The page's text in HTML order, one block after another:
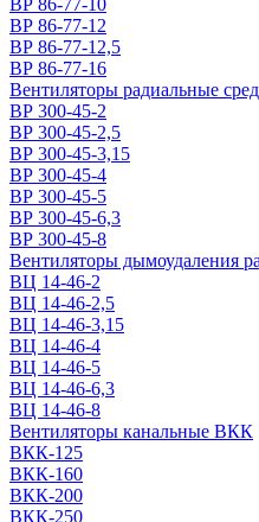
ВР 86-77-10
ВР 86-77-12
ВР 86-77-12,5
ВР 86-77-16
Вентиляторы радиальные
ВР 300-45-2
ВР 300-45-2,5
ВР 300-45-3,15
ВР 300-45-4
ВР 300-45-5
ВР 300-45-6,3
ВР 300-45-8
Вентиляторы дымоудаления
ВЦ 14-46-2
ВЦ 14-46-2,5
ВЦ 14-46-3,15
ВЦ 14-46-4
ВЦ 14-46-5
ВЦ 14-46-6,3
ВЦ 14-46-8
Вентиляторы канальные ВКК
ВКК-125
ВКК-160
ВКК-200
ВКК-250